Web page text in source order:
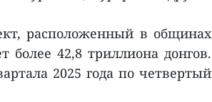
расположенный в общинах
более 42,8 триллиона донгов.
2025 года по четвертый